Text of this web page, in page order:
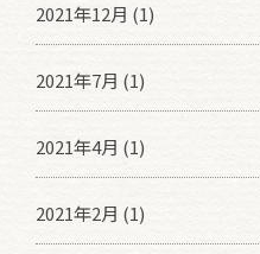
2021年12月 (1)
2021年7月 (1)
2021年4月 (1)
2021年2月 (1)